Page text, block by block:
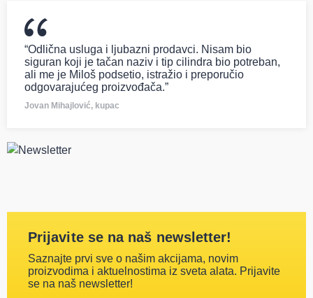
“Odlična usluga i ljubazni prodavci. Nisam bio
siguran koji je tačan naziv i tip cilindra bio potreban,
ali me je Miloš podsetio, istražio i preporučio
odgovarajućeg proizvođača.”
Jovan Mihajlović, kupac
Prijavite se na naš newsletter!
Saznajte prvi sve o našim akcijama, novim
proizvodima i aktuelnostima iz sveta alata. Prijavite
se na naš newsletter!